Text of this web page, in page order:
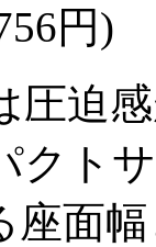
円)
圧迫
クト
座面